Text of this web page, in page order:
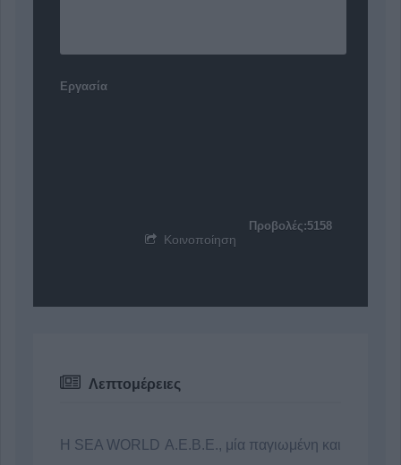
Εργασία
Προβολές:5158
Κοινοποίηση
Λεπτομέρειες
Η SEA WORLD Α.Ε.Β.Ε., μία παγιωμένη και